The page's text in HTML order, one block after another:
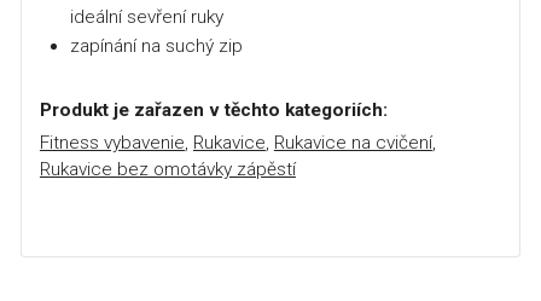
ideální sevření ruky
zapínání na suchý zip
Produkt je zařazen v těchto kategoriích:
Fitness vybavenie, Rukavice, Rukavice na cvičení,
Rukavice bez omotávky zápěstí